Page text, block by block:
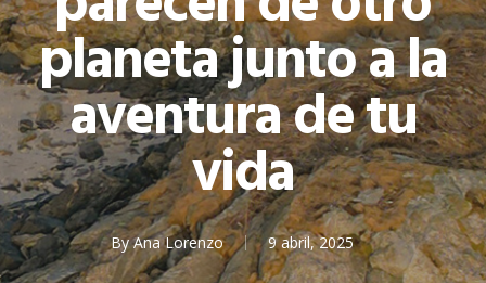
planeta junto a la
aventura de tu
vida
By Ana Lorenzo 9 abril, 2025